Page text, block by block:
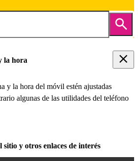
la hora
y la hora del móvil estén ajustadas
algunas de las utilidades del teléfono
sitio y otros enlaces de interés